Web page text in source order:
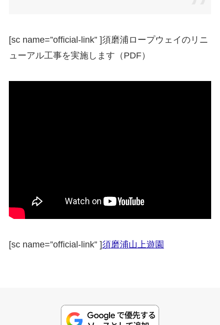
[sc name=”official-link” ]須磨浦ロープウェイのリニ
ューアル工事を実施します（PDF）
[sc name=”official-link” ]須磨浦山上遊園